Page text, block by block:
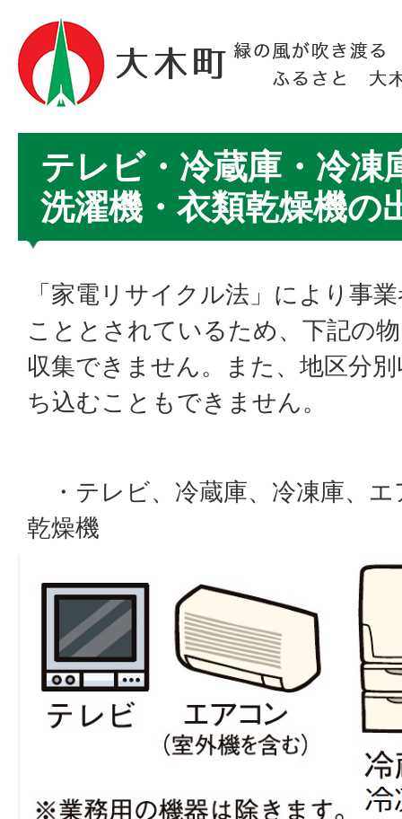
テレビ・冷蔵庫・冷凍
洗濯機・衣類乾燥機の
「家電リサイクル法」により事
こととされているため、下記の
収集できません。また、地区分
ち込むこともできません。
・テレビ、冷蔵庫、冷凍庫、エ
乾燥機